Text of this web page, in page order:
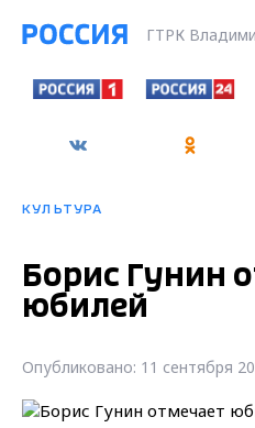
ГТРК
КУЛЬТУРА
Борис Гунин
юбилей
Опубликовано: 11 сентября